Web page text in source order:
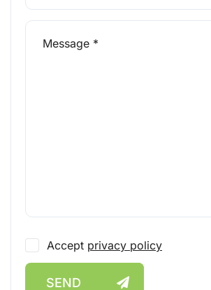
Accept privacy policy
SEND